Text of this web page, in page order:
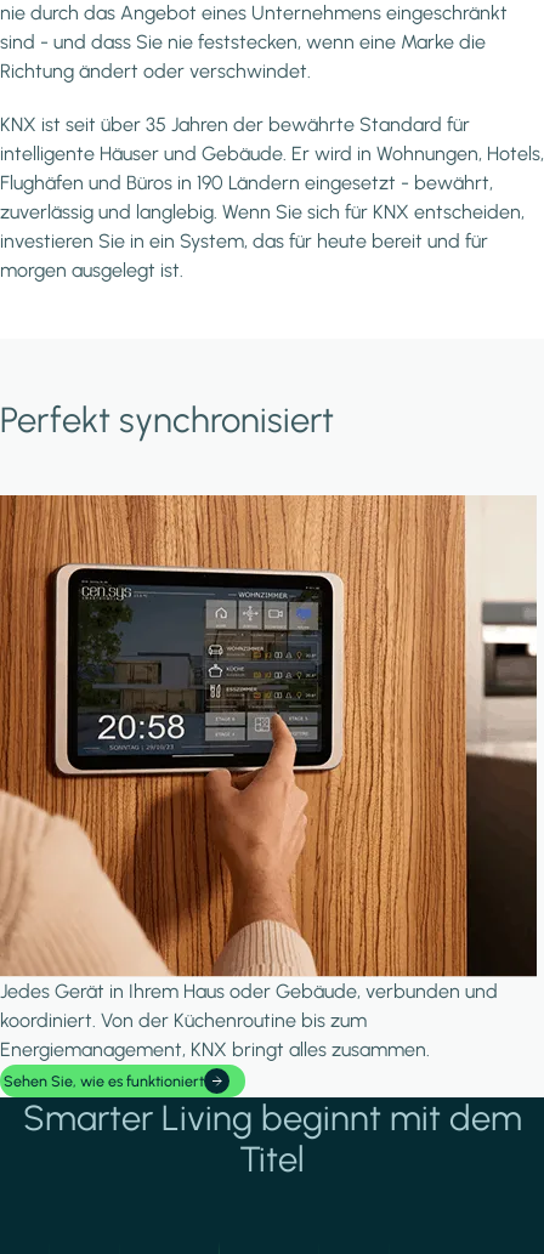
nie durch das Angebot eines Unternehmens eingeschränkt
sind - und dass Sie nie feststecken, wenn eine Marke die
Richtung ändert oder verschwindet.
KNX ist seit über 35 Jahren der bewährte Standard für
intelligente Häuser und Gebäude. Er wird in Wohnungen, Hotels,
Flughäfen und Büros in 190 Ländern eingesetzt - bewährt,
zuverlässig und langlebig. Wenn Sie sich für KNX entscheiden,
investieren Sie in ein System, das für heute bereit und für
morgen ausgelegt ist.
Perfekt synchronisiert
Image
Jedes Gerät in Ihrem Haus oder Gebäude, verbunden und
koordiniert. Von der Küchenroutine bis zum
Energiemanagement, KNX bringt alles zusammen.
Sehen Sie, wie es funktioniert
Smarter Living beginnt mit dem
Titel